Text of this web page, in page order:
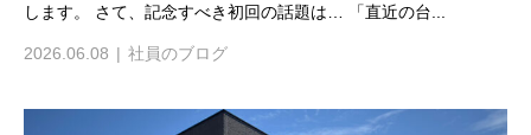
します。 さて、記念すべき初回の話題は… 「直近の台...
2026.06.08 社員のブログ